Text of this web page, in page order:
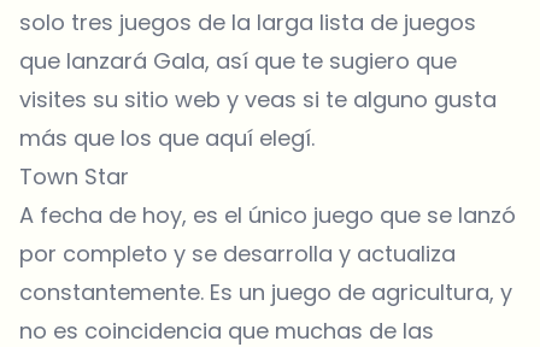
solo tres juegos de la larga lista de juegos
que lanzará Gala, así que te sugiero que
visites su sitio web y veas si te alguno gusta
más que los que aquí elegí.
Town Star
A fecha de hoy, es el único juego que se lanzó
por completo y se desarrolla y actualiza
constantemente. Es un juego de agricultura, y
no es coincidencia que muchas de las